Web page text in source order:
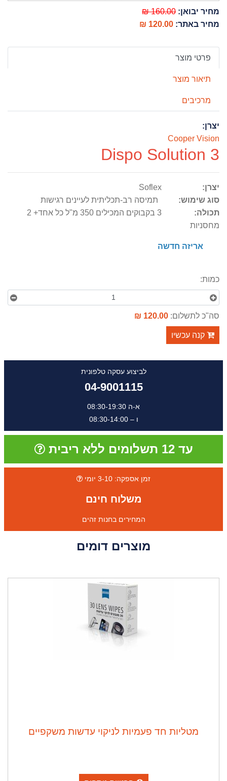
מחיר יבואן: 160.00 ₪
מחיר באתר: 120.00 ₪
פרטי מוצר
תיאור מוצר
מרכיבים
יצרן:
Cooper Vision
Dispo Solution 3
יצרן:
Soflex
סוג שימוש:
תמיסה רב-תכליתית לעיינים רגישות
תכולה:
3 בקבוקים המכילים 350 מ"ל כל אחד+ 2
מחסניות
אריזה חדשה
כמות:
סה"כ לתשלום: 120.00 ₪
קנה עכשיו
לביצוע עסקה טלפונית
04-9001115
א-ה 08:30-19:30
ו – 08:30-14:00
עד 12 תשלומים ללא ריבית
זמן אספקה: 3-10 יומי
משלוח חינם
המחירים בחנות זהים
מוצרים דומים
מטליות חד פעמיות לניקוי עדשות משקפיים